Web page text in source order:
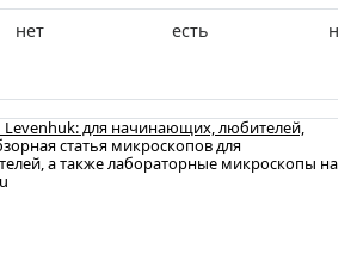
нет есть нет
для начинающих, любителей,
статья микроскопов для
а также лабораторные микроскопы на